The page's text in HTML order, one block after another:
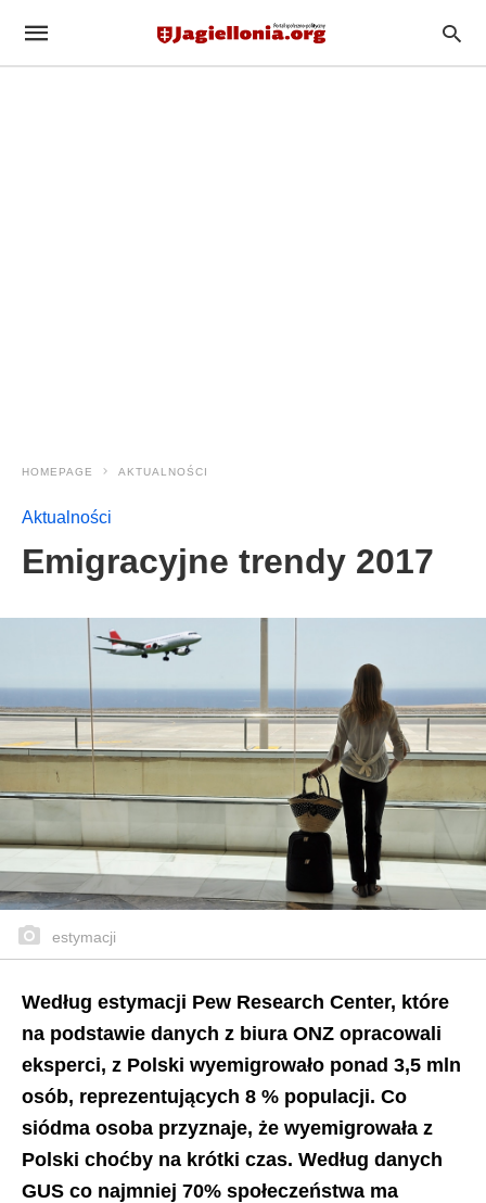
HOMEPAGE AKTUALNOŚCI
Aktualności
Emigracyjne trendy 2017
estymacji
Według estymacji Pew Research Center, które
na podstawie danych z biura ONZ opracowali
eksperci, z Polski wyemigrowało ponad 3,5 mln
osób, reprezentujących 8 % populacji. Co
siódma osoba przyznaje, że wyemigrowała z
Polski choćby na krótki czas. Według danych
GUS co najmniej 70% społeczeństwa ma